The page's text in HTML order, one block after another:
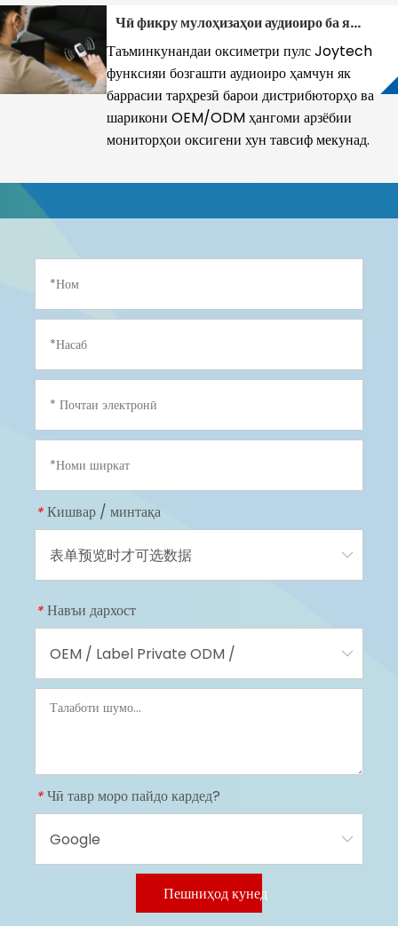
пайгирии маълумот ва оптимизатсияи
муқаррариро меҷӯянд, хидмат мекунанд.
Чӣ фикру мулоҳизаҳои аудиоиро ба як
пулсоксиметр табдил медиҳад?
Таъминкунандаи оксиметри пулс Joytech
функсияи бозгашти аудиоиро ҳамчун як
баррасии тарҳрезӣ барои дистрибюторҳо ва
шарикони OEM/ODM ҳангоми арзёбии
мониторҳои оксигени хун тавсиф мекунад.
* Кишвар / минтақа
* Навъи дархост
* Чӣ тавр моро пайдо кардед?
Пешниҳод кунед